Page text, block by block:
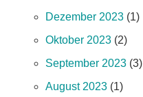
Dezember 2023 (1)
Oktober 2023 (2)
September 2023 (3)
August 2023 (1)